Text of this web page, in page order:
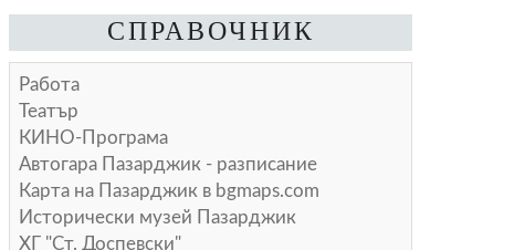
СПРАВОЧНИК
Работа
Театър
КИНО-Програма
Автогара Пазарджик - разписание
Карта на Пазарджик в bgmaps.com
Исторически музей Пазарджик
ХГ "Ст. Доспевски"